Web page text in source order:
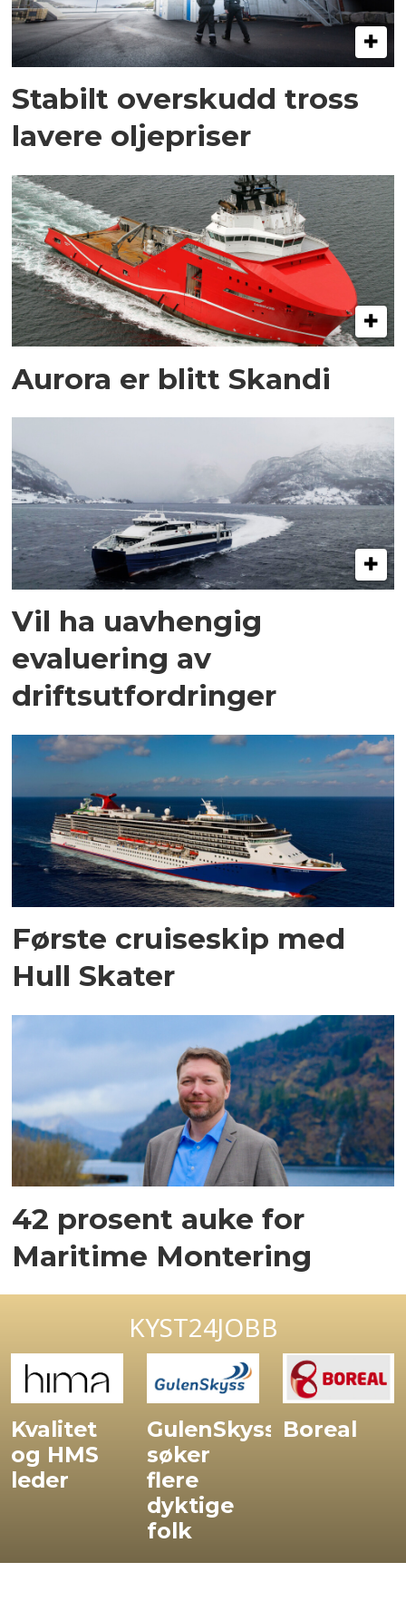
Stabilt overskudd tross
lavere oljepriser
Aurora er blitt Skandi
Vil ha uavhengig
evaluering av
driftsutfordringer
Første cruiseskip med
Hull Skater
42 prosent auke for
Maritime Montering
KYST24JOBB
Kvalitet
og HMS
leder
GulenSkyss
søker
flere
dyktige
folk
Boreal